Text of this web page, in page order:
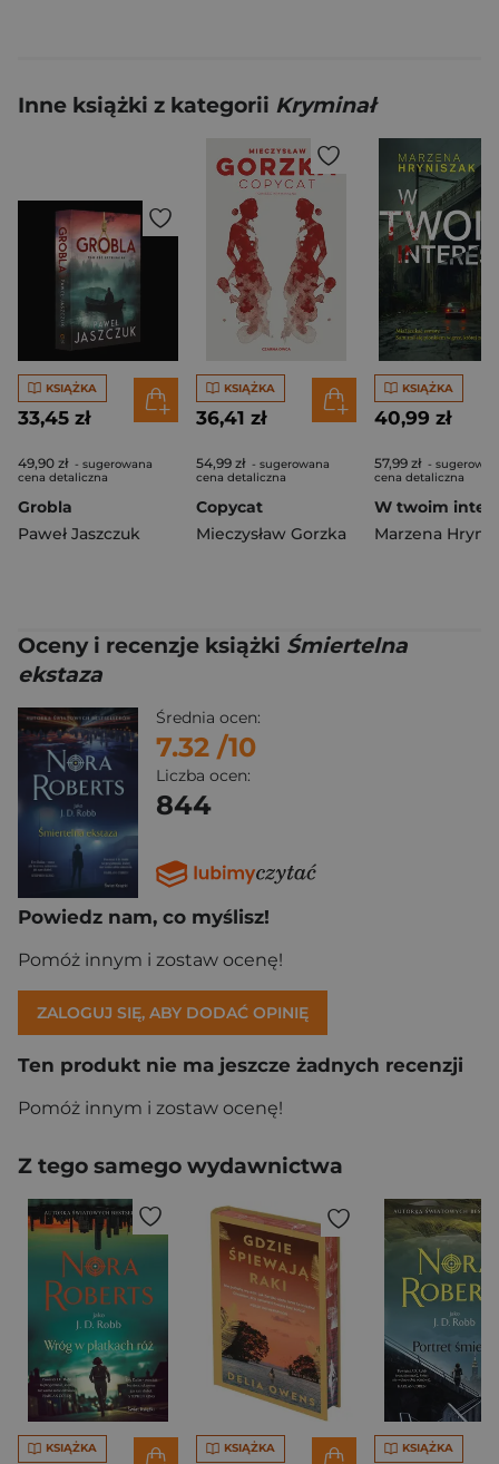
Inne książki z kategorii Kryminał
KSIĄŻKA
33,45 zł
49,90 zł - sugerowana
cena detaliczna
Grobla
Paweł Jaszczuk
KSIĄŻKA
36,41 zł
54,99 zł - sugerowana
cena detaliczna
Copycat
Mieczysław Gorzka
KSIĄŻKA
40,99 zł
57,99 zł -
cena detaliczna
W twoim
Marzena
Oceny i recenzje książki Śmiertelna
ekstaza
Średnia ocen:
7.32 /10
Liczba ocen:
844
Powiedz nam, co myślisz!
Pomóż innym i zostaw ocenę!
ZALOGUJ SIĘ, ABY DODAĆ OPINIĘ
Ten produkt nie ma jeszcze żadnych recenzji
Pomóż innym i zostaw ocenę!
Z tego samego wydawnictwa
KSIĄŻKA KSIĄŻKA KSIĄŻKA